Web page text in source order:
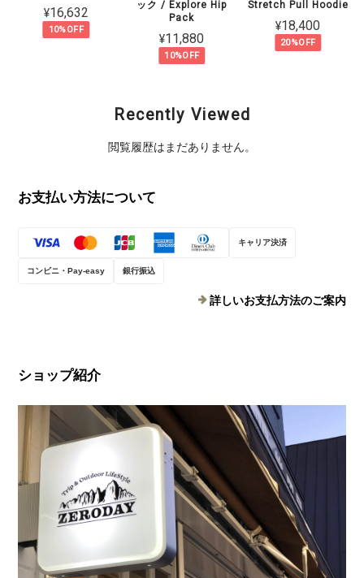
¥16,632
10%OFF
ック / Explore Hip
Pack
¥11,880
10%OFF
Stretch Pull Hoodie
¥18,400
20%OFF
Recently Viewed
閲覧履歴はまだありません。
お支払い方法について
キャリア決済
コンビニ・Pay-easy 銀行振込
詳しいお支払方法のご案内
ショップ紹介